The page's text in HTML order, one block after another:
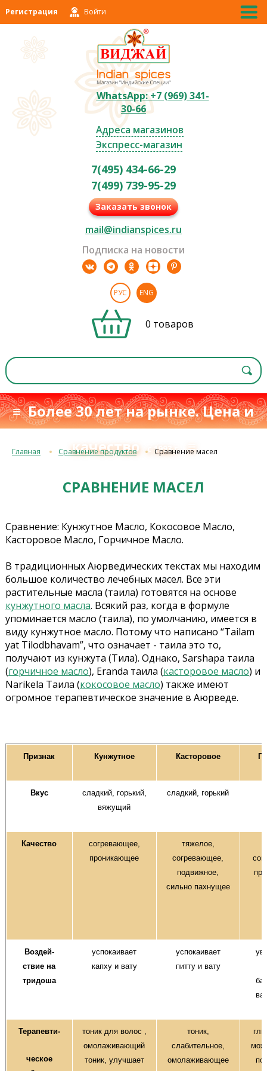
Регистрация Войти
WhatsApp: +7 (969) 341-
30-66
Адреса магазинов
Экспресс-магазин
7(495) 434-66-29
7(499) 739-95-29
Заказать звонок
mail@indianspices.ru
Подписка на новости
РУС ENG
0 товаров
≡ Более 30 лет на рынке. Цена и
качествос 1993 г.≡
Главная Сравнение продуктов Сравнение масел
СРАВНЕНИЕ МАСЕЛ
Сравнение: Кунжутное Масло, Кокосовое Масло,
Касторовое Масло, Горчичное Масло.
В традиционных Аюрведических текстах мы находим
большое количество лечебных масел. Все эти
растительные масла (таила) готовятся на основе
кунжутного масла. Всякий раз, когда в формуле
упоминается масло (таила), по умолчанию, имеется в
виду кунжутное масло. Потому что написано “Tailam
yat Tilodbhavam”, что означает - таила это то,
получают из кунжута (Тила). Однако, Sarshapa таила
(горчичное масло), Eranda таила (касторовое масло) и
Narikela Таила (кокосовое масло) также имеют
огромное терапевтическое значение в Аюрведе.
Признак Кунжутное Касторовое
Вкус
сладкий, горький,
вяжущий
сладкий, горький
Качество
согревающее,
проникающее
тяжелое,
согревающее,
подвижное,
сильно пахнущее
Воздей-
ствие на
тридоша
успокаивает
капху и вату
успокаивает
питту и вату
Терапевти-
ческое
тоник для волос ,
омолаживающий
тоник, улучшает
тоник,
слабительное,
омолаживающее